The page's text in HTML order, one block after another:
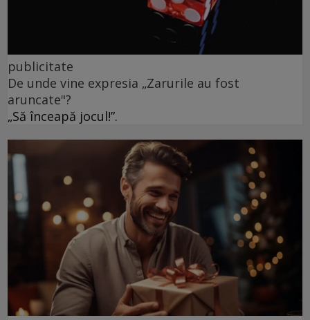
publicitate
De unde vine expresia „Zarurile au fost
aruncate"?
„Să înceapă jocul!”.